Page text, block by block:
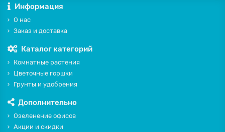
Информация
О нас
Заказ и доставка
Каталог категорий
Комнатные растения
Цветочные горшки
Грунты и удобрения
Дополнительно
Озеленение офисов
Акции и скидки